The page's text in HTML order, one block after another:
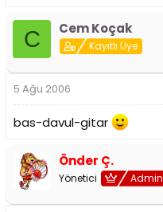
C Cem Koçak
Kayıtlı Üye
5 Ağu 2006
bas-davul-gitar
Önder Ç.
Yönetici Admin